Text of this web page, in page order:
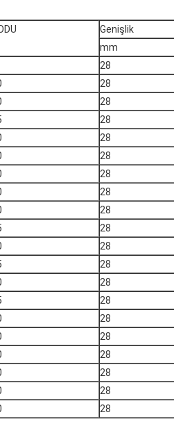
Genişlik
mm
28
28
28
28
28
28
28
28
28
28
28
28
28
28
28
28
28
28
28
28